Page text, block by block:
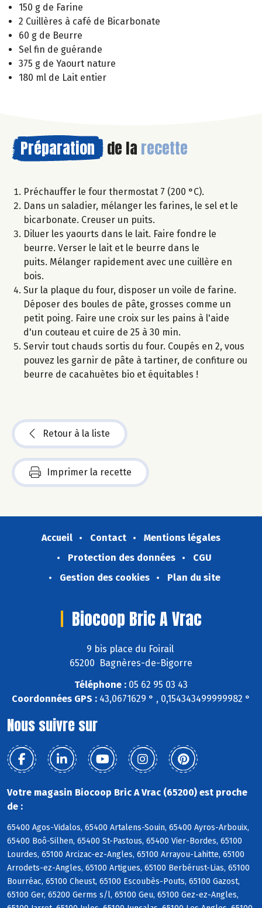
150 g de Farine
2 Cuillères à café de Bicarbonate
60 g de Beurre
Sel fin de guérande
375 g de Yaourt nature
180 ml de Lait entier
Préparation de la recette
Préchauffer le four thermostat 7 (200 °C).
Dans un saladier, mélanger les farines, le sel et le
bicarbonate. Creuser un puits.
Diluer les yaourts dans le lait. Faire fondre le
beurre. Verser le lait et le beurre dans le
puits. Mélanger rapidement avec une cuillère en
bois.
Sur la plaque du four, disposer un voile de farine.
Déposer des boules de pâte, grosses comme un
petit poing. Faire une croix sur les pains à l'aide
d'un couteau et cuire de 25 à 30 min.
Servir tout chauds sortis du four. Coupés en 2, vous
pouvez les garnir de pâte à tartiner, de confiture ou
beurre de cacahuètes bio et équitables !
Retour à la liste
Imprimer la recette
Accueil Contact
Mentions légales
Protection des données
CGU
Gestion des cookies
Plan du site
Biocoop Bric A Vrac
9 bis place du Foirail
65200 Bagnères-de-Bigorre
Téléphone : 05 62 95 03 43
Coordonnées GPS : 43,0671629 ° , 0,154343499999982 °
Nous suivre sur
Votre magasin Biocoop Bric A Vrac (65200) est proche
de :
65400 Agos-Vidalos, 65400 Artalens-Souin, 65400 Ayros-Arbouix,
65400 Boô-Silhen, 65400 St-Pastous, 65400 Vier-Bordes, 65100
Lourdes, 65100 Arcizac-ez-Angles, 65100 Arrayou-Lahitte, 65100
Arrodets-ez-Angles, 65100 Artigues, 65100 Berbérust-Lias, 65100
Bourréac, 65100 Cheust, 65100 Escoubès-Pouts, 65100 Gazost,
65100 Ger, 65200 Germs s/l, 65100 Geu, 65100 Gez-ez-Angles,